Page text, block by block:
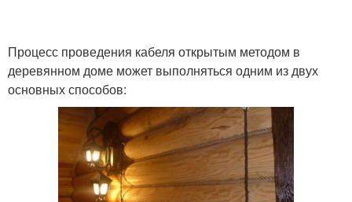
Процесс проведения кабеля открытым методом в
деревянном доме может выполняться одним из двух
основных способов: